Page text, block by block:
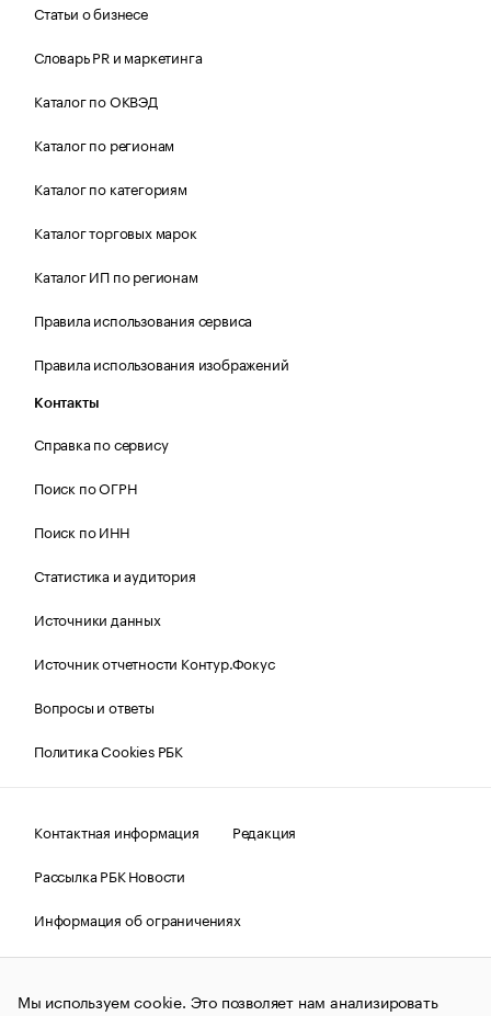
Статьи о бизнесе
Словарь PR и маркетинга
Каталог по ОКВЭД
Каталог по регионам
Каталог по категориям
Каталог торговых марок
Каталог ИП по регионам
Правила использования сервиса
Правила использования изображений
Контакты
Справка по сервису
Поиск по ОГРН
Поиск по ИНН
Статистика и аудитория
Источники данных
Источник отчетности Контур.Фокус
Вопросы и ответы
Политика Cookies РБК
Контактная информация
Редакция
Рассылка РБК Новости
Информация об ограничениях
Правовая информация
О соблюдении авторских прав
© АО «РОСБИЗНЕСКОНСАЛТИНГ»,1995–2026.Сообщения
Мы используем cookie. Это позволяет нам анализировать